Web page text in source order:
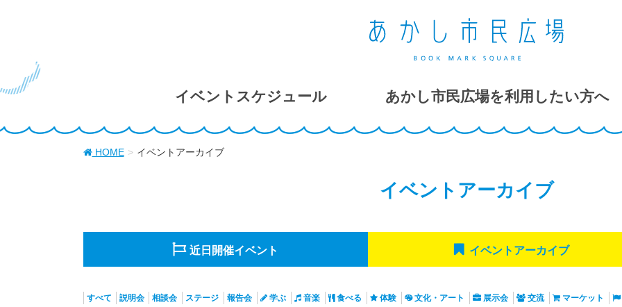
イベントスケジュール あかし市民広場を利用したい方へ
HOME イベントアーカイブ
イベントアーカイブ
近日開催イベント イベント アーカイブ
すべて 説明会 相談会 ステージ 報告会 学ぶ 音楽 食べる 体験 文化・アート 展示会 交流 マーケット